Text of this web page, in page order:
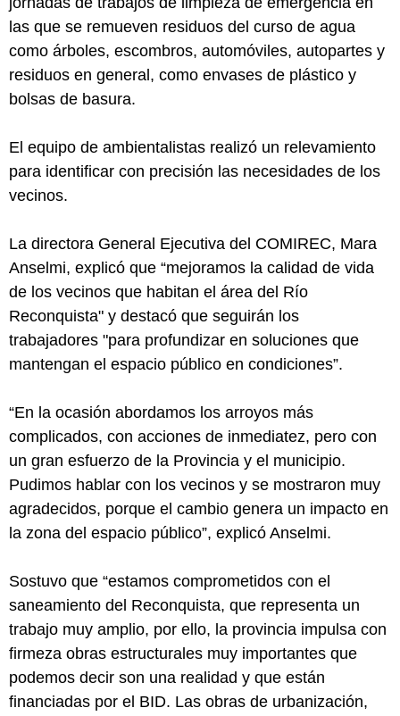
las que se remueven residuos del curso de agua
como árboles, escombros, automóviles, autopartes y
residuos en general, como envases de plástico y
bolsas de basura.
El equipo de ambientalistas realizó un relevamiento
para identificar con precisión las necesidades de los
vecinos.
La directora General Ejecutiva del COMIREC, Mara
Anselmi, explicó que “mejoramos la calidad de vida
de los vecinos que habitan el área del Río
Reconquista" y destacó que seguirán los
trabajadores "para profundizar en soluciones que
mantengan el espacio público en condiciones”.
“En la ocasión abordamos los arroyos más
complicados, con acciones de inmediatez, pero con
un gran esfuerzo de la Provincia y el municipio.
Pudimos hablar con los vecinos y se mostraron muy
agradecidos, porque el cambio genera un impacto en
la zona del espacio público”, explicó Anselmi.
Sostuvo que “estamos comprometidos con el
saneamiento del Reconquista, que representa un
trabajo muy amplio, por ello, la provincia impulsa con
firmeza obras estructurales muy importantes que
podemos decir son una realidad y que están
financiadas por el BID. Las obras de urbanización,